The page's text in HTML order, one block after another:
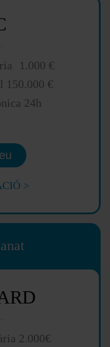
1.000 €
150.000 €
24h
>
2.000€